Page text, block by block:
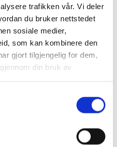
trafikken vår. Vi deler
du bruker nettstedet
sosiale medier,
som kan kombinere den
gjort tilgjengelig for dem,
din bruk av
av Ø 8mm
spårmutter, bricka (8,4x20..